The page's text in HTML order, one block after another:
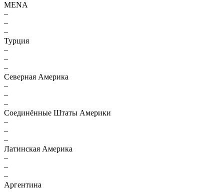
MENA
–
–
–
Турция
–
–
–
Северная Америка
–
–
–
Соединённые Штаты Америки
–
–
–
Латинская Америка
–
–
–
Аргентина